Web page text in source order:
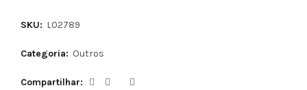
SKU: L02789
Categoria: Outros
Compartilhar